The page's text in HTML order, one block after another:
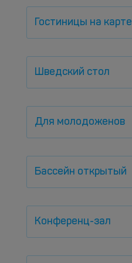
Гостиницы на карте
Шведский стол
Для молодоженов
Бассейн открытый
Конференц-зал